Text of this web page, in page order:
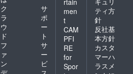
ク
ラ
ウ
ド
フ
ァ
ン
サ
ポ
ー
ト
サ
ー
ビ
men
t
CAM
PFI
RE
for
Spor
ティ方
針
反社基
本方針
カスタ
マーハ
ラスメ